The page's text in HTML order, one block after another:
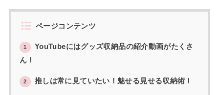
ページコンテンツ
1
YouTubeにはグッズ収納品の紹介動画がたくさ
ん！
2 推しは常に見ていたい！魅せる見せる収納術！